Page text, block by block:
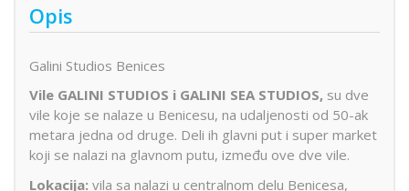
Opis
Galini Studios Benices
Vile GALINI STUDIOS i GALINI SEA STUDIOS, su dve
vile koje se nalaze u Benicesu, na udaljenosti od 50-ak
metara jedna od druge. Deli ih glavni put i super market
koji se nalazi na glavnom putu, između ove dve vile.
Lokacija: vila sa nalazi u centralnom delu Benicesa,